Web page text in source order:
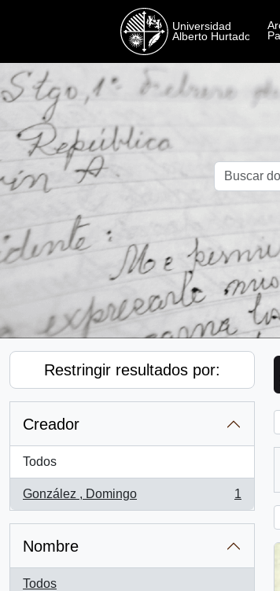
Restringir resultados por:
Creador
Todos
González , Domingo
, 1 resultados
1
Nombre
Todos